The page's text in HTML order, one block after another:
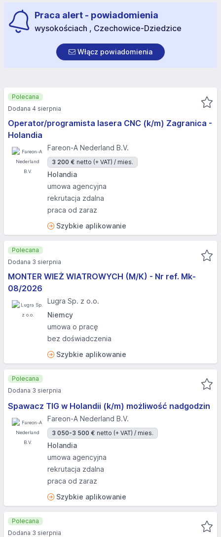
Praca alert - powiadomienia
wysokościach , Czechowice-Dziedzice
Włącz powiadomienia
Operator/programista lasera CNC (k/m) Zagranica -
Holandia
Fareon-A Nederland B.V.
3 200 € netto (+ VAT) / mies.
Holandia
umowa agencyjna
rekrutacja zdalna
praca od zaraz
Szybkie aplikowanie
Polecana
Dodana 4 sierpnia
MONTER WIEŻ WIATROWYCH (M/K) - Nr ref. Mk-
08/2026
Lugra Sp. z o.o.
Niemcy
umowa o pracę
bez doświadczenia
Szybkie aplikowanie
Polecana
Dodana 3 sierpnia
Spawacz TIG w Holandii (k/m) możliwość nadgodzin
Fareon-A Nederland B.V.
3 050-3 500 € netto (+ VAT) / mies.
Holandia
umowa agencyjna
rekrutacja zdalna
praca od zaraz
Szybkie aplikowanie
Polecana
Dodana 3 sierpnia
Polecana
Dodana 3 sierpnia